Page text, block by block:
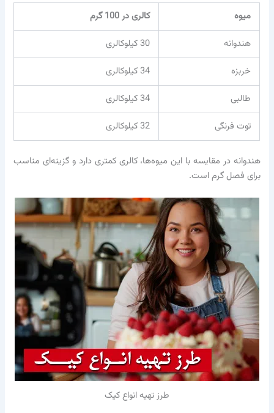
میوه
کالری در 100 گرم
هندوانه
30 کیلوکالری
خربزه
34 کیلوکالری
طالبی
34 کیلوکالری
توت فرنگی
32 کیلوکالری
هندوانه در مقایسه با این میوه‌ها، کالری کمتری دارد و گزینه‌ای مناسب
برای فصل گرم است.
طرز تهیه انواع کیک